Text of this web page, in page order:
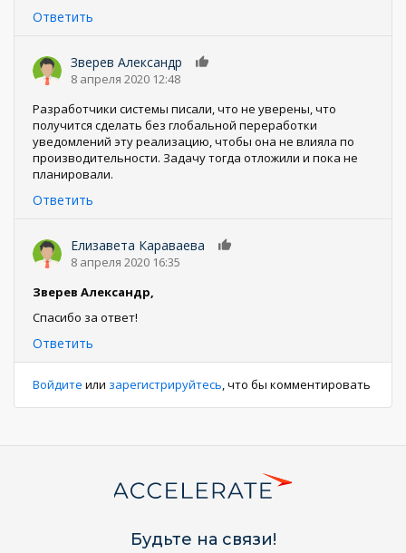
Ответить
Зверев Александр
8 апреля 2020 12:48
Разработчики системы писали, что не уверены, что
получится сделать без глобальной переработки
уведомлений эту реализацию, чтобы она не влияла по
производительности. Задачу тогда отложили и пока не
планировали.
Ответить
Елизавета Караваева
8 апреля 2020 16:35
Зверев Александр,
Спасибо за ответ!
Ответить
Войдите или зарегистрируйтесь, что бы комментировать
Будьте на связи!